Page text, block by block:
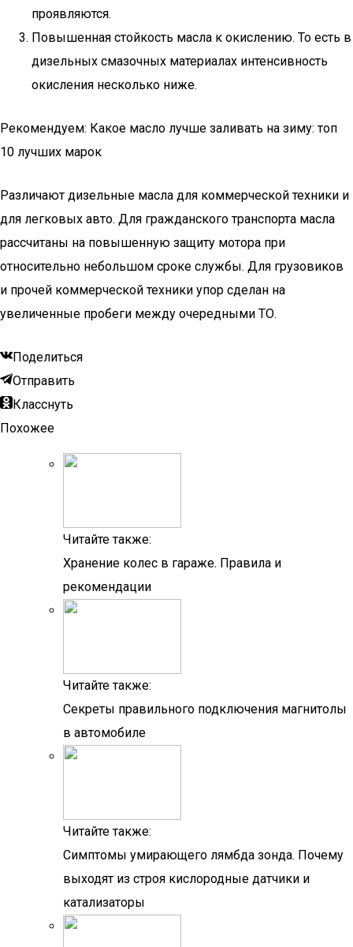
проявляются.
Повышенная стойкость масла к окислению. То есть в
дизельных смазочных материалах интенсивность
окисления несколько ниже.
Рекомендуем: Какое масло лучше заливать на зиму: топ
10 лучших марок
Различают дизельные масла для коммерческой техники и
для легковых авто. Для гражданского транспорта масла
рассчитаны на повышенную защиту мотора при
относительно небольшом сроке службы. Для грузовиков
и прочей коммерческой техники упор сделан на
увеличенные пробеги между очередными ТО.
Поделиться
Отправить
Класснуть
Похожее
Читайте также:
Хранение колес в гараже. Правила и
рекомендации
Читайте также:
Секреты правильного подключения магнитолы
в автомобиле
Читайте также:
Симптомы умирающего лямбда зонда. Почему
выходят из строя кислородные датчики и
катализаторы